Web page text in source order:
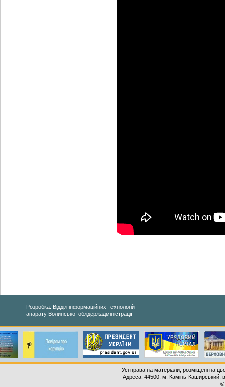
Розробка: Відділ інформаційних технологій
апарату Волинської облдержадміністрації
Усі права на матеріали, розміщені на
Адреса: 44500, м. Камінь-Каширський,
©